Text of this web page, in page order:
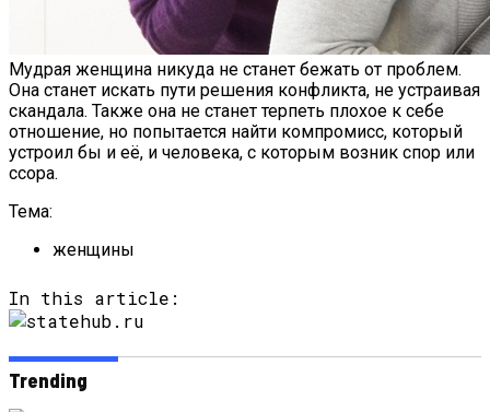
Мудрая женщина никуда не станет бежать от проблем.
Она станет искать пути решения конфликта, не устраивая
скандала. Также она не станет терпеть плохое к себе
отношение, но попытается найти компромисс, который
устроил бы и её, и человека, с которым возник спор или
ссора.
Тема:
женщины
In this article:
Trending